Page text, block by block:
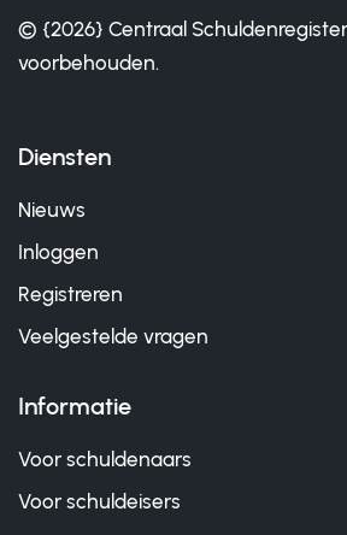
© {2026} Centraal
voorbehouden.
Diensten
Nieuws
Inloggen
Registreren
Veelgestelde vragen
Informatie
Voor schuldenaars
Voor schuldeisers